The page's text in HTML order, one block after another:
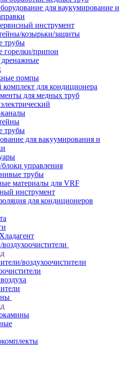
для ваукумирование и
инструмент
козырьки/защиты
трубы
горелки/припои
помпы
для кондиционера
для медных труб
трубы
для вакуумирования и
управления
трубы
материалы для VRF
инструмент
для кондиционеров
воздухоочистители